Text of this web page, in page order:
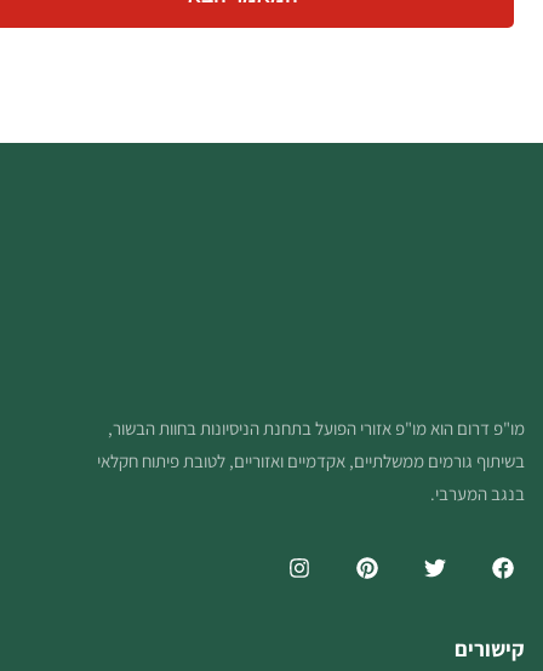
מו"פ דרום הוא מו"פ אזורי הפועל בתחנת הניסיונות בחוות הבשור,
בשיתוף גורמים ממשלתיים, אקדמיים ואזוריים, לטובת פיתוח חקלאי
בנגב המערבי.
קישורים